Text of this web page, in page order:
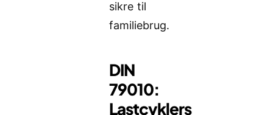
sikre til
familiebrug.
DIN
79010:
Lastcyklers